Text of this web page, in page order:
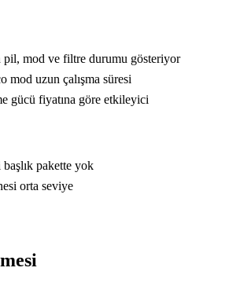
mod ve filtre durumu gösteriyor
mod uzun çalışma süresi
gücü fiyatına göre etkileyici
pakette yok
orta seviye